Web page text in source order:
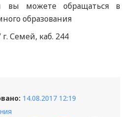
вы можете обращаться в
образования
Семей, каб. 244
14.08.2017 12:19